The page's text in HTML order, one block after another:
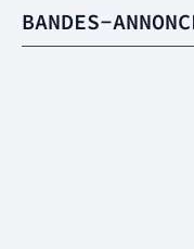
BANDES-